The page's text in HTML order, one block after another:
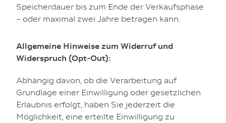
Speicherdauer bis zum Ende der Verkaufsphase
– oder maximal zwei Jahre betragen kann.
Allgemeine Hinweise zum Widerruf und
Widerspruch (Opt-Out):
Abhängig davon, ob die Verarbeitung auf
Grundlage einer Einwilligung oder gesetzlichen
Erlaubnis erfolgt, haben Sie jederzeit die
Möglichkeit, eine erteilte Einwilligung zu